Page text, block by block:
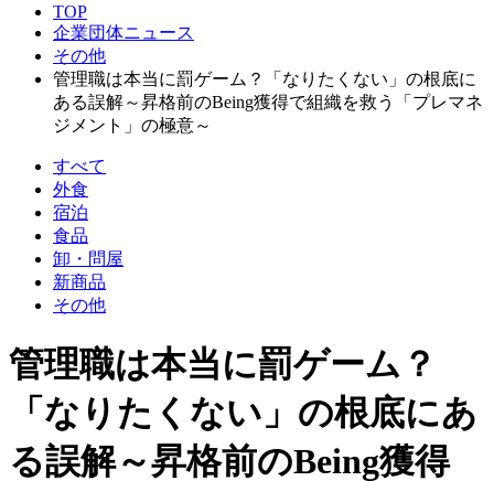
TOP
企業団体ニュース
その他
管理職は本当に罰ゲーム？「なりたくない」の根底に
ある誤解～昇格前のBeing獲得で組織を救う「プレマネ
ジメント」の極意～
すべて
外食
宿泊
食品
卸・問屋
新商品
その他
管理職は本当に罰ゲーム？
「なりたくない」の根底にあ
る誤解～昇格前のBeing獲得